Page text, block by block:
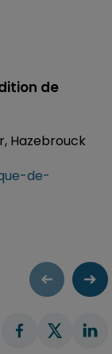
de
Hazebrouck
de-